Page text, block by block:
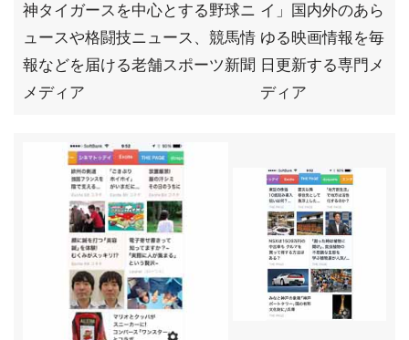
神タイガースを中心とする野球ニ
ュースや格闘技ニュース、競馬情
報などを届ける老舗スポーツ新聞
メディア
イ」国内外のあら
ゆる映画情報を毎
日更新する専門メ
ディア